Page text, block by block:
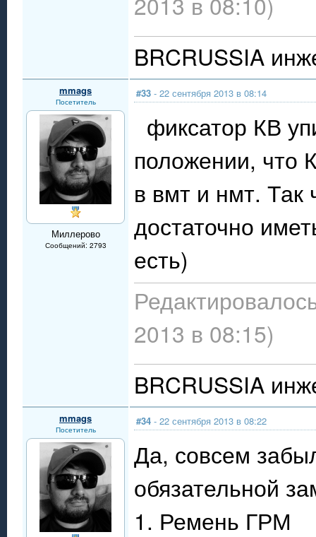
BRCRUSSIA
mmags
Посетитель
Миллерово
Сообщений: 2793
#33 - 22 сентября 2013 в 08:14
фиксатор КВ
положении, что
в вмт и нмт. Так
достаточно
есть)
2013 в 08:15)
BRCRUSSIA
mmags
Посетитель
#34 - 22 сентября 2013 в 08:22
Да, совсем
обязательной
1. Ремень ГРМ